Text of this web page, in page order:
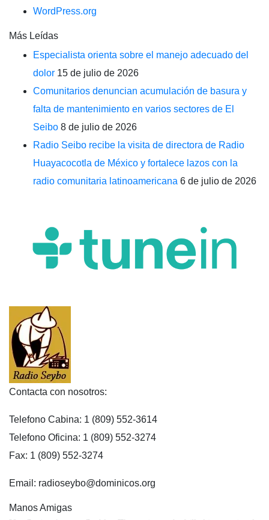
WordPress.org
Más Leídas
Especialista orienta sobre el manejo adecuado del
dolor 15 de julio de 2026
Comunitarios denuncian acumulación de basura y
falta de mantenimiento en varios sectores de El
Seibo 8 de julio de 2026
Radio Seibo recibe la visita de directora de Radio
Huayacocotla de México y fortalece lazos con la
radio comunitaria latinoamericana 6 de julio de 2026
Contacta con nosotros:
Telefono Cabina: 1 (809) 552-3614
Telefono Oficina: 1 (809) 552-3274
Fax: 1 (809) 552-3274
Email: radioseybo@dominicos.org
Manos Amigas